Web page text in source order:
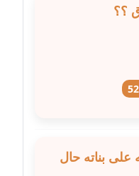
؟؟
على بناته حال